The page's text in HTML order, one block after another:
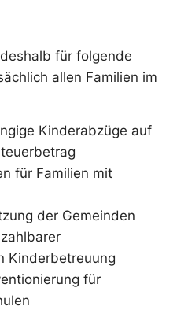
für folgende
allen Familien im
Kinderabzüge auf
für Familien mit
der Gemeinden
Kinderbetreuung
für